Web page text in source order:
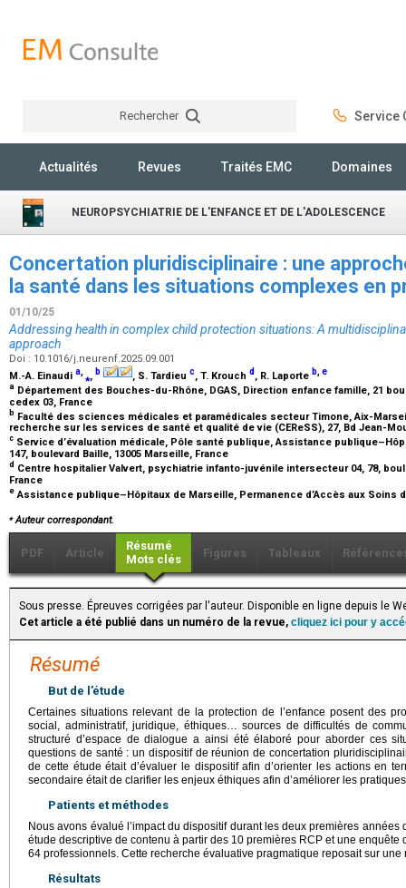
Rechercher Service
Actualités Revues Traités EMC Domaines
NEUROPSYCHIATRIE DE L'ENFANCE ET DE L'ADOLESCENCE
Concertation pluridisciplinaire : une
la santé dans les situations complexes en
01/10/25
Addressing health in complex child protection situations: A
approach
Doi : 10.1016/j.neurenf.2025.09.001
M.-A. Einaudi a,⁎, b , S. Tardieu c, T. Krouch d , R. Laporte b,e
a Département des Bouches-du-Rhône, DGAS, Direction enfance famille, 21
cedex 03, France
b Faculté des sciences médicales et paramédicales secteur Timone, Aix-
recherche sur les services de santé et qualité de vie (CEReSS), 27, Bd Jean-
c Service d’évaluation médicale, Pôle santé publique, Assistance
147, boulevard Baille, 13005 Marseille, France
d Centre hospitalier Valvert, psychiatrie infanto-juvénile intersecteur 04, 78,
France
e Assistance publique–Hôpitaux de Marseille, Permanence d’Accès aux Soins
⁎Auteur correspondant.
PDF Article
Résumé
Mots clés
Figures Tableaux
Sous presse. Épreuves corrigées par l'auteur. Disponible en ligne depuis le
Cet article a été publié dans un numéro de la revue, cliquez ici pour y
Résumé
But de l’étude
Certaines situations relevant de la protection de l’enfance posent des
social, administratif, juridique, éthiques… sources de difficultés de
structuré d’espace de dialogue a ainsi été élaboré pour aborder ces
questions de santé : un dispositif de réunion de concertation
de cette étude était d’évaluer le dispositif afin d’orienter les actions en
secondaire était de clarifier les enjeux éthiques afin d’améliorer les
Patients et méthodes
Nous avons évalué l’impact du dispositif durant les deux premières
étude descriptive de contenu à partir des 10 premières RCP et une enquête
64 professionnels. Cette recherche évaluative pragmatique reposait sur
Résultats